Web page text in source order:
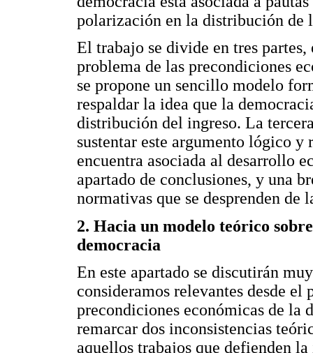
polarización en la distribución de
El trabajo se divide en tres
problema de las precondiciones
se propone un sencillo modelo
respaldar la idea que la
distribución del ingreso. La
sustentar este argumento lógico
encuentra asociada al desarrollo
apartado de conclusiones, y una
normativas que se desprenden de
2. Hacia un modelo teórico
democracia
En este apartado se discutirán
consideramos relevantes desde
precondiciones económicas de la
remarcar dos inconsistencias
aquellos trabajos que defienden